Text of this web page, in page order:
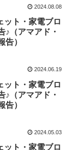
2024.08.08
ット・家電ブロ
♪（アマアド・
告）
2024.06.19
ット・家電ブロ
♪（アマアド・
告）
2024.05.03
ット・家電ブロ